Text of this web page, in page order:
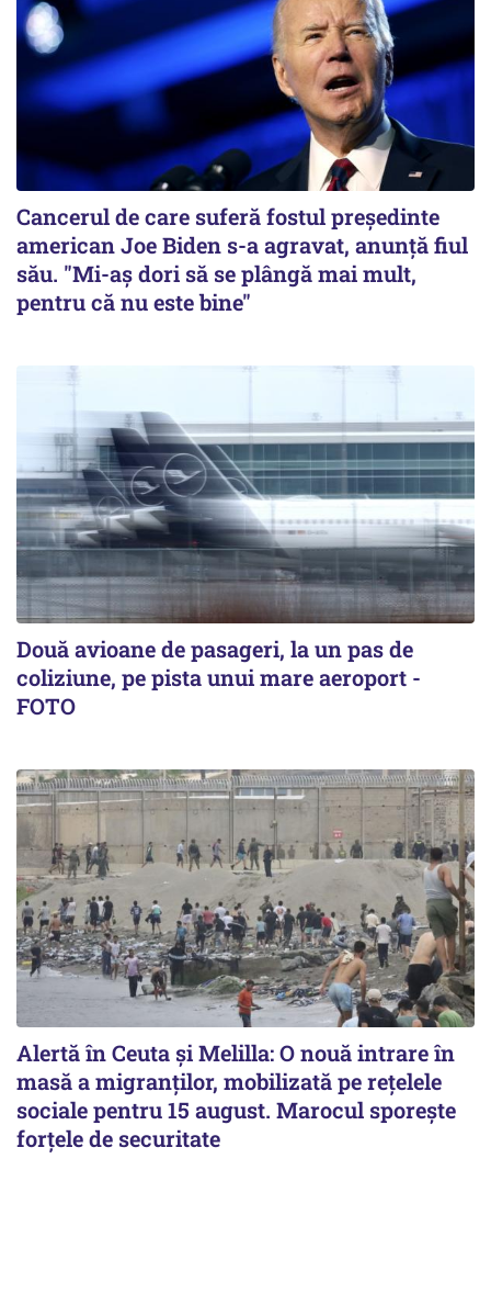
Cancerul de care suferă fostul preşedinte
american Joe Biden s-a agravat, anunță fiul
său. "Mi-aș dori să se plângă mai mult,
pentru că nu este bine"
Două avioane de pasageri, la un pas de
coliziune, pe pista unui mare aeroport -
FOTO
Alertă în Ceuta și Melilla: O nouă intrare în
masă a migranților, mobilizată pe rețelele
sociale pentru 15 august. Marocul sporește
forțele de securitate